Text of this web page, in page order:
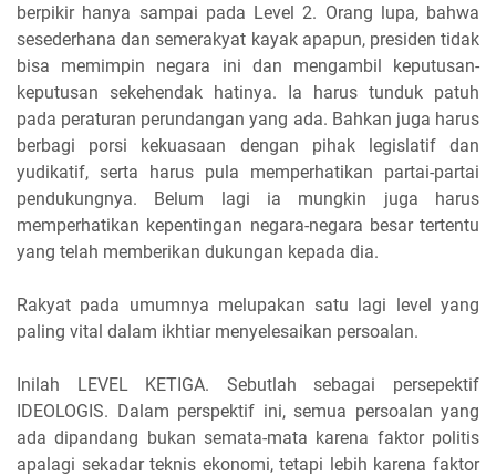
berpikir hanya sampai pada Level 2. Orang lupa, bahwa
sesederhana dan semerakyat kayak apapun, presiden tidak
bisa memimpin negara ini dan mengambil keputusan-
keputusan sekehendak hatinya. Ia harus tunduk patuh
pada peraturan perundangan yang ada. Bahkan juga harus
berbagi porsi kekuasaan dengan pihak legislatif dan
yudikatif, serta harus pula memperhatikan partai-partai
pendukungnya. Belum lagi ia mungkin juga harus
memperhatikan kepentingan negara-negara besar tertentu
yang telah memberikan dukungan kepada dia.
Rakyat pada umumnya melupakan satu lagi level yang
paling vital dalam ikhtiar menyelesaikan persoalan.
Inilah LEVEL KETIGA. Sebutlah sebagai persepektif
IDEOLOGIS. Dalam perspektif ini, semua persoalan yang
ada dipandang bukan semata-mata karena faktor politis
apalagi sekadar teknis ekonomi, tetapi lebih karena faktor